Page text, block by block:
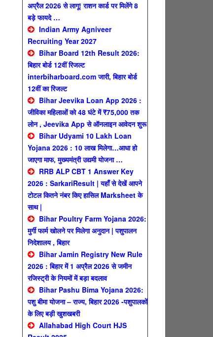
अप्रैल 2026 से लागू! राशन कार्ड पर मिलेंगे 8
बड़े फायदे …
Indian Army Agniveer
Recruiting Year 2027
Bihar Board 12th Result 2026:
बिहार बोर्ड 12वीं रिजल्ट
interbiharboard.com जारी, बिहार बोर्ड
12वीं का रिजल्ट
Bihar Jeevika Loan App 2026 :
जीविका महिलाओं को 48 घंटे में ₹75,000 तक
लोन , Jeevika App से ऑनलाइन आवेदन शुरू
Bihar Udyami 10 Lakh Loan
Yojana 2026 : 10 लाख मिलेगा…आधा हो
जाएगा माफ, मुख्यमंत्री उद्यमी योजना …
RRB ALP CBT 1 Answer Key
2026 : SarkariResult | यहाँ से देखें आपने
टोटल कितने नंबर किए हासिल Marksheet के
साथ |
Bihar Poultry Farm Yojana 2026:
मुर्गी फार्म खोलने पर मिलेगा अनुदान | पशुपालन
निदेशालय , बिहार
Bihar Jamin Registry New Rule
2026 : बिहार में 1 अप्रैल 2026 से जमीन
रजिस्ट्री के नियमों में बड़ा बदलाव
Bihar Pashu Bima Yojana 2026:
पशु बीमा योजना – राज्य, बिहार 2026 -पशुपालकों
के लिए बड़ी खुशखबरी
Allahabad High Court HJS